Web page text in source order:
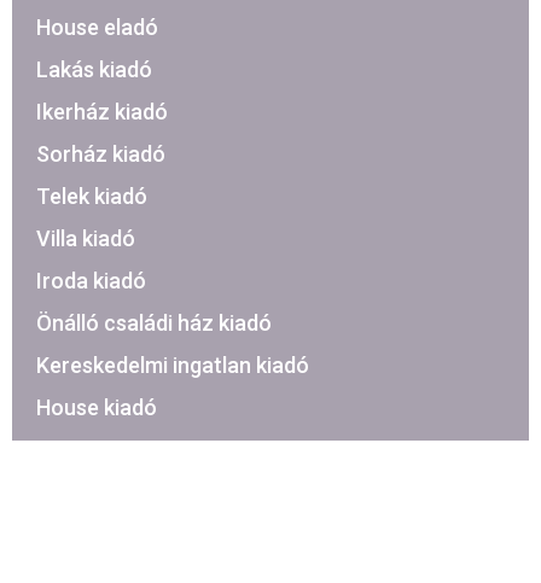
House eladó
Lakás kiadó
Ikerház kiadó
Sorház kiadó
Telek kiadó
Villa kiadó
Iroda kiadó
Önálló családi ház kiadó
Kereskedelmi ingatlan kiadó
House kiadó